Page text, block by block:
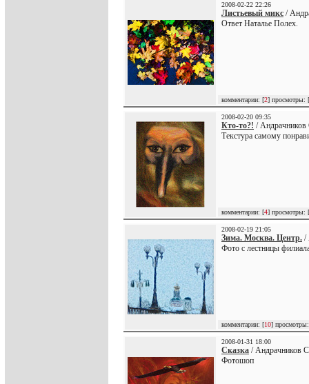
2008-02-22 22:26
Листьевый микс /
Ответ Наталье Полех.
комментарии: [2] просмотры: [
2008-02-20 09:35
Кто-то?! / Андрачников
Текстура самому
комментарии: [4] просмотры: [
2008-02-19 21:05
Зима. Москва. Центр. /
Фото с лестницы
комментарии: [10]
2008-01-31 18:00
Сказка / Андрачников
Фотошоп